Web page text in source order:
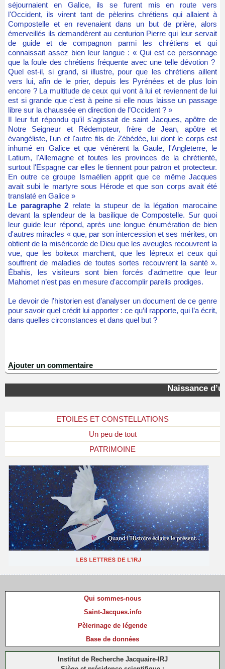
ETOILES ET CONSTELLATIONS
Un peu de tout
PATRIMOINE
séjournaient en Galice, ils se furent mis en route vers
l'Occident, ils virent tant de pèlerins chrétiens qui allaient à
Compostelle et en revenaient dans un but de prière, alors
émerveillés ils demandèrent au centurion Pierre qui leur servait
de guide et de compagnon parmi les chrétiens et qui
connaissait assez bien leur langue : « Qui est ce personnage
que la foule des chrétiens fréquente avec une telle dévotion ?
Quel est-il, si grand, si illustre, pour que les chrétiens aillent
vers lui, afin de le prier, depuis les Pyrénées et de plus loin
encore ? La multitude de ceux qui vont à lui et reviennent de lui
est si grande que c'est à peine si elle nous laisse un passage
libre sur la chaussée en direction de l’Occident ? »
Il leur fut répondu qu'il s'agissait de saint Jacques, apôtre de
Notre Seigneur et Rédempteur, frère de Jean, apôtre et
évangéliste, l'un et l'autre fils de Zébédée, lui dont le corps est
inhumé en Galice et que vénèrent la Gaule, l'Angleterre, le
Latium, l'Allemagne et toutes les provinces de la chrétienté,
surtout l'Espagne car elles le tiennent pour patron et protecteur.
En outre ce groupe Ismaélien apprit que ce même Jacques
avait subi le martyre sous Hérode et que son corps avait été
translaté en Galice »
Le paragraphe 2 relate la stupeur de la légation marocaine
devant la splendeur de la basilique de Compostelle. Sur quoi
leur guide leur répond, après une longue énumération de bien
d'autres miracles « que, par son intercession et ses mérites, on
obtient de la miséricorde de Dieu que les aveugles recouvrent la
vue, que les boiteux marchent, que les lépreux et ceux qui
souffrent de maladies de toutes sortes recouvrent la santé ».
Ébahis, les visiteurs sont bien forcés d'admettre que leur
Mahomet n’est pas en mesure d'accomplir pareils prodiges.
Le devoir de l’historien est d’analyser un document de ce genre
pour savoir quel crédit lui apporter : ce qu’il rapporte, qui l’a écrit,
dans quelles circonstances et dans quel but ?
Ajouter un commentaire
Naissance
Qui sommes-nous
Saint-Jacques.info
Pèlerinage de légende
Base de données
Institut de Recherche Jacquaire-IRJ